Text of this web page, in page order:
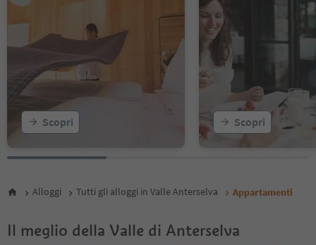
Scopri Scopri
Alloggi Tutti gli alloggi in Valle Anterselva Appartamenti
Il meglio della Valle di Anterselva